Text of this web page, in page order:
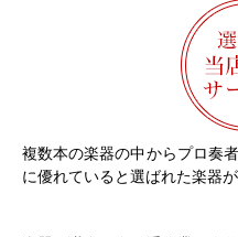
複数本の楽器の中からプロ奏
に優れていると選ばれた楽器